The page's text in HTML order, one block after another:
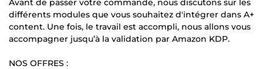
Avant de passer votre commande, nous discutons sur les
différents modules que vous souhaitez d'intégrer dans A+
content. Une fois, le travail est accompli, nous allons vous
accompagner jusqu’à la validation par Amazon KDP.
NOS OFFRES :